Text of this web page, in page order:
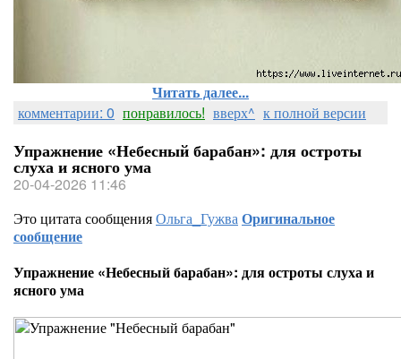
Читать далее...
комментарии: 0 понравилось! вверх^ к полной версии
Упражнение «Небесный барабан»: для остроты
слуха и ясного ума
20-04-2026 11:46
Это цитата сообщенияОльга_ГужваОригинальное
сообщение
Упражнение «Небесный барабан»: для остроты слуха и
ясного ума